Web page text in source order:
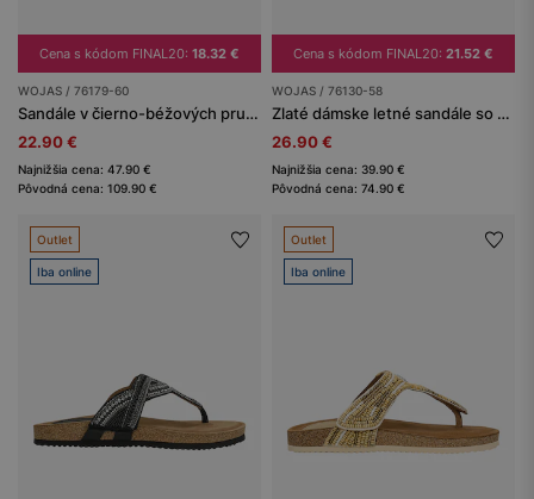
Cena s kódom FINAL20: 18.32 €
WOJAS / 76179-60
Sandále v čierno-béžových pruhoch na širokom podpätku
22.90 €
Najnižšia cena: 47.90 €
Pôvodná cena: 109.90 €
Cena s kódom FINAL20: 21.52 €
WOJAS / 76130-58
Zlaté dámske letné sandále so zvieracím motívnom
26.90 €
Najnižšia cena: 39.90 €
Pôvodná cena: 74.90 €
Outlet
Iba online
Outlet
Iba online